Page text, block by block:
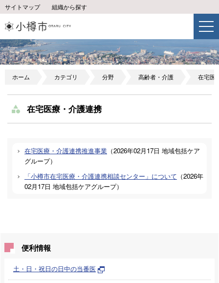
サイトマップ 組織から探す
ホーム カテゴリ 分野 高齢者・介護 在宅医
在宅医療・介護連携
在宅医療・介護連携推進事業 （2026年02月17日 地域包括ケア
グループ）
「小樽市在宅医療・介護連携相談センター」について （2026年
02月17日 地域包括ケアグループ）
便利情報
土・日・祝日の日中の当番医